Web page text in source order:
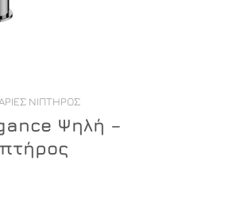
ΝΙΠΤΉΡΟΣ
Ψηλή –